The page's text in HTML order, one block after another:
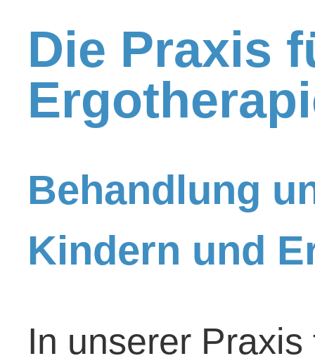
Kontakt /
Hausbesuche
JOB / Karriere
Die Praxis
Behandlung
Kindern und
In unserer